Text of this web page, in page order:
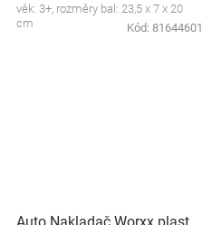
věk: 3+, rozměry bal: 23,5 x 7 x 20
cm
Kód: 81644601
Auto Nakladač Worxx plast